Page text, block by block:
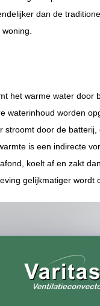
dan de
het warme water
waterinhoud worden
stroomt door de
is een indirecte
koelt af en zakt
gelijkmatiger wordt